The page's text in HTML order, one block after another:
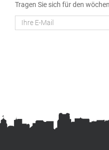
Tragen Sie sich für den